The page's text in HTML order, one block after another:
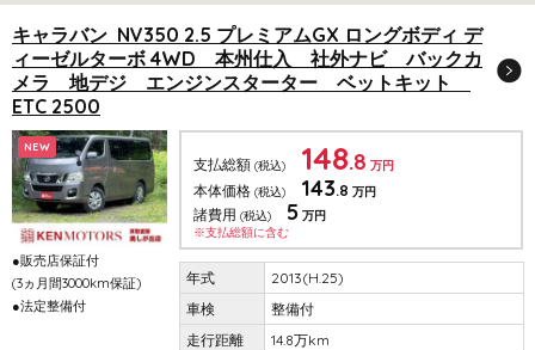
キャラバン NV350 2.5 プレミアムGX ロングボディ デ
ィーゼルターボ 4WD 本州仕入 社外ナビ バックカ
メラ 地デジ エンジンスターター ベットキット
ETC 2500
NEW
●販売店保証付
(3ヵ月間3000km保証)
●法定整備付
支払総額 (税込) 148.8 万円
本体価格 (税込) 143.8 万円
諸費用 (税込) 5 万円
※支払総額に含む
2013(H.25)
整備付
14.8万km